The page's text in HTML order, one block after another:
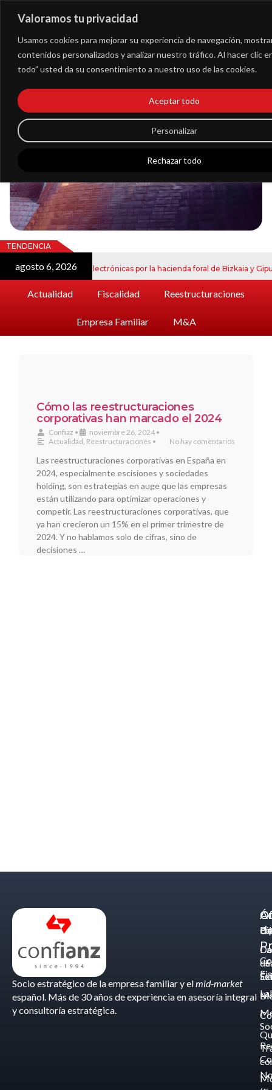
Valoramos tu privacidad
Usamos cookies para mejorar su experiencia de navegación,
contenidos personalizados y analizar nuestro tráfico. Al hacer clic
todo” usted da su consentimiento a nuestro uso de las cookies.
Personalizar
Rechazar todo
Aceptar todo
Blog
Noticias
TENDENCIA
agosto 6, 2026
de notificaciones electrónicas por la hacienda foral de Bizkaia y
Actualidad Fiscalidad Reestructuraciones
Empresa Familiar M&A
Cómo las reestructuraciones
corporativas han marcado el 2024
Confiaz • noviembre 26, 2024 •
Actualidad, Reestructuraciones • No hay comentarios
Las reestructuraciones corporativas en España en
2024, especialmente escisiones y sociedades
holding, son estrategias en auge que las empresas
están utilizando para optimizar operaciones y
competir. Las reestructuraciones corporativas, que
ya han crecieron un 15% en el primer trimestre de
2024. Y no hablamos solo de cifras, sino de
decisiones …
Socio estratégico de la empresa familiar y elmid-market
español. Más de 30 años de experiencia en asesoría integral
y consultoría estratégica.
de
-